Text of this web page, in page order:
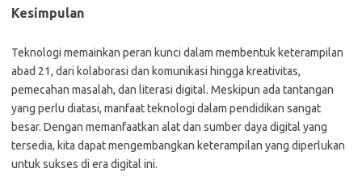
Kesimpulan
Teknologi memainkan peran kunci dalam membentuk keterampilan
abad 21, dari kolaborasi dan komunikasi hingga kreativitas,
pemecahan masalah, dan literasi digital. Meskipun ada tantangan
yang perlu diatasi, manfaat teknologi dalam pendidikan sangat
besar. Dengan memanfaatkan alat dan sumber daya digital yang
tersedia, kita dapat mengembangkan keterampilan yang diperlukan
untuk sukses di era digital ini.